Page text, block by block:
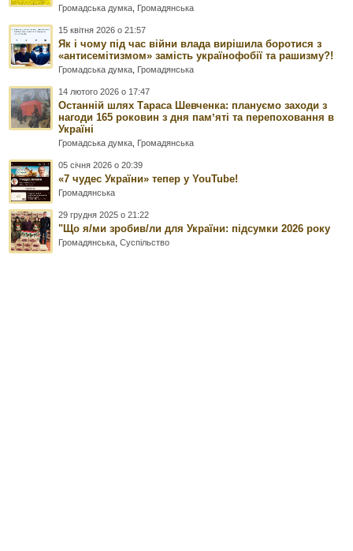
Громадська думка Громадянська
15 квітня 2026 о 21:57
Як і чому під час війни влада вирішила боротися з
«антисемітизмом» замість українофобії та рашизму?!
Громадська думка Громадянська
14 лютого 2026 о 17:47
Останній шлях Тараса Шевченка: плануємо заходи з
нагоди 165 роковин з дня памʼяті та перепоховання в
Україні
Громадська думка Громадянська
05 січня 2026 о 20:39
«7 чудес України» тепер у YouTube!
Громадянська
29 грудня 2025 о 21:22
"Що я/ми зробив/ли для України: підсумки 2026 року
Громадянська ,Суспільство